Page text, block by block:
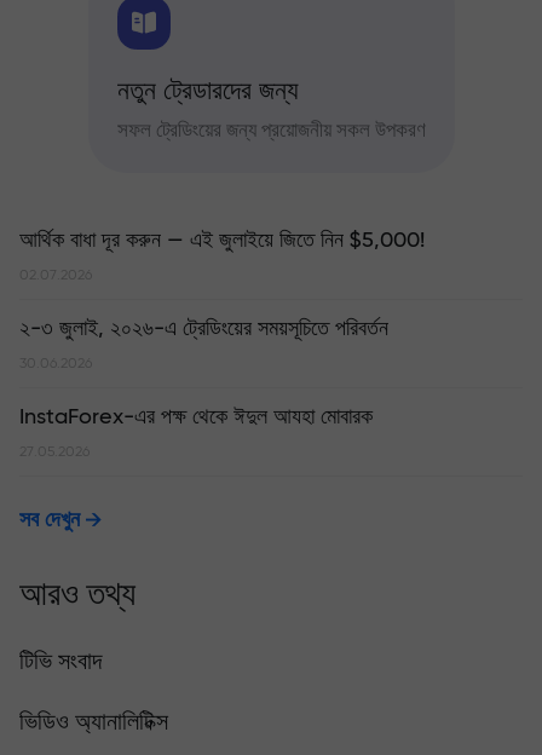
নতুন ট্রেডারদের জন্য
সফল ট্রেডিংয়ের জন্য প্রয়োজনীয় সকল উপকরণ
আর্থিক বাধা দূর করুন — এই জুলাইয়ে জিতে নিন $5,000!
02.07.2026
২-৩ জুলাই, ২০২৬-এ ট্রেডিংয়ের সময়সূচিতে পরিবর্তন
30.06.2026
InstaForex-এর পক্ষ থেকে ঈদুল আযহা মোবারক
27.05.2026
সব দেখুন
আরও তথ্য
টিভি সংবাদ
ভিডিও অ্যানালিটিক্স